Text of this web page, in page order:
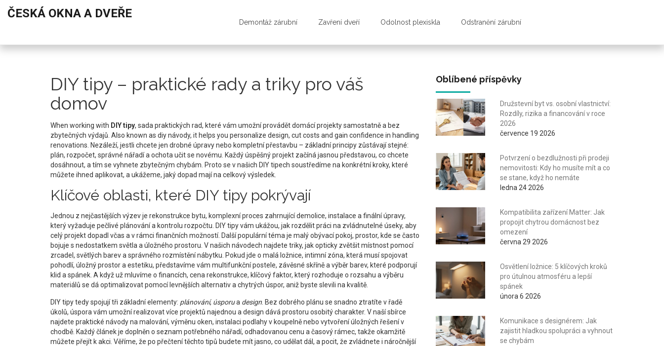
ČESKÁ OKNA A DVEŘE
Demontáž zárubní Zavření dveří Odolnost plexiskla Odstranění zárubní
DIY tipy – praktické rady a triky pro váš
domov
When working with DIY tipy, sada praktických rad, které vám umožní provádět domácí projekty samostatně a bez
zbytečných výdajů . Also known as diy návody, it helps you personalize design, cut costs and gain confidence in handling
renovations. Nezáleží, jestli chcete jen drobné úpravy nebo kompletní přestavbu – základní principy zůstávají stejné:
plán, rozpočet, správné nářadí a ochota učit se novému. Každý úspěšný projekt začíná jasnou představou, co chcete
dosáhnout, a tím se vyhnete zbytečným chybám. Proto se v našich DIY tipech soustředíme na konkrétní kroky, které
můžete ihned aplikovat, a ukážeme, jaký dopad mají na celkový výsledek.
Klíčové oblasti, které DIY tipy pokrývají
Jednou z nejčastějších výzev je rekonstrukce bytu, komplexní proces zahrnující demolice, instalace a finální úpravy,
který vyžaduje pečlivé plánování a kontrolu rozpočtu . DIY tipy vám ukážou, jak rozdělit práci na zvládnutelné úseky, aby
celý projekt dopadl včas a v rámci finančních možností. Další populární téma je malý obývací pokoj, prostor, kde se často
bojuje s nedostatkem světla a úložného prostoru . V našich návodech najdete triky, jak opticky zvětšit místnost pomocí
zrcadel, světlých barev a správného rozmístění nábytku. Pokud jde o malá ložnice, intimní zóna, která musí spojovat
pohodlí, úložný prostor a estetiku, představíme vám multifunkční postele, závěsné skříně a výběr barev, které podporují
klid a spánek. A když už mluvíme o financích, cena rekonstrukce, klíčový faktor, který rozhoduje o rozsahu a výběru
materiálů se dá optimalizovat pomocí levnějších alternativ a chytrých úspor, aniž byste slevili na kvalitě.
DIY tipy tedy spojují tři základní elementy: plánování, úsporua design . Bez dobrého plánu se snadno ztratíte v řadě
úkolů, úspora vám umožní realizovat více projektů najednou a design dává prostoru osobitý charakter. V naší sbírce
najdete praktické návody na malování, výměnu oken, instalaci podlahy v koupelně nebo vytvoření úložných řešení v
chodbě. Každý článek je doplněn o seznam potřebného nářadí, odhadovanou cenu a časový rámec, takže okamžitě
můžete přejít k akci. Věříme, že po přečtení těchto tipů budete mít jasno, co udělat dál, a pocit, že zvládnete i náročnější
Oblíbené příspěvky
Družstevní byt vs. osobní vlastnictví:
Rozdíly, rizika a financování v roce
2026
července 19 2026
Potvrzení o bezdlužnosti při prodeji
nemovitosti: Kdy ho musíte mít a co
se stane, když ho nemáte
ledna 24 2026
Kompatibilita zařízení Matter: Jak
propojit chytrou domácnost bez
omezení
června 29 2026
Osvětlení ložnice: 5 klíčových kroků
pro útulnou atmosféru a lepší
spánek
února 6 2026
Komunikace s designérem: Jak
zajistit hladkou spolupráci a vyhnout
se chybám